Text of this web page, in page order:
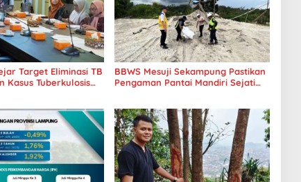
Target Eliminasi TB
Kasus Tuberkulosis
BBWS Mesuji Sekampung Pastikan
Pengaman Pantai Mandiri Sejati